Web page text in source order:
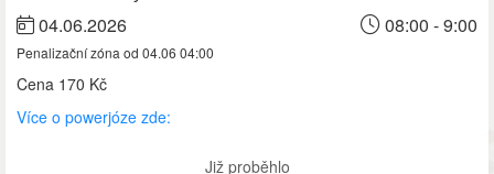
04.06.2026 08:00 - 9:00
Penalizační zóna od 04.06 04:00
Cena 170 Kč
Více o powerjóze zde:
Již proběhlo